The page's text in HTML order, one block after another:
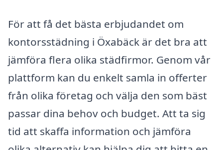
För att få det bästa erbjudandet om
kontorsstädning i Öxabäck är det bra att
jämföra flera olika städfirmor. Genom vår
plattform kan du enkelt samla in offerter
från olika företag och välja den som bäst
passar dina behov och budget. Att ta sig
tid att skaffa information och jämföra